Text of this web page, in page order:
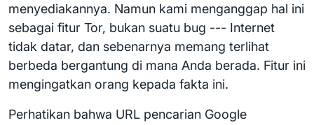
menyediakannya. Namun kami menganggap hal ini
sebagai fitur Tor, bukan suatu bug --- Internet
tidak datar, dan sebenarnya memang terlihat
berbeda bergantung di mana Anda berada. Fitur ini
mengingatkan orang kepada fakta ini.
Perhatikan bahwa URL pencarian Google